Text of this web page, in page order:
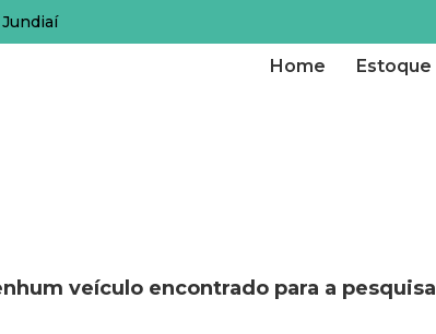
Jundiaí
Home Estoque
veículo encontrado para a pesquisa